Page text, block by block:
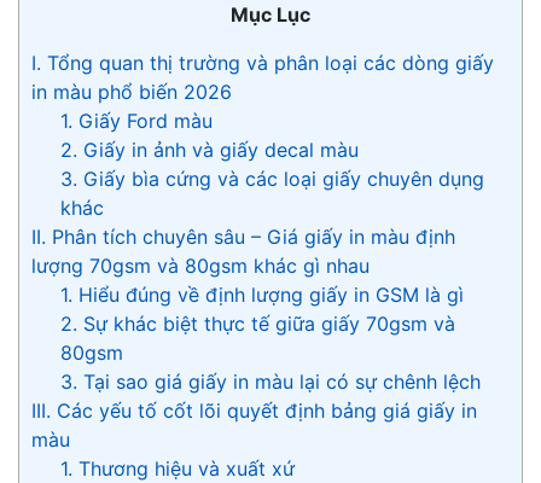
Mục Lục
I. Tổng quan thị trường và phân loại các dòng giấy
in màu phổ biến 2026
1. Giấy Ford màu
2. Giấy in ảnh và giấy decal màu
3. Giấy bìa cứng và các loại giấy chuyên dụng
khác
II. Phân tích chuyên sâu – Giá giấy in màu định
lượng 70gsm và 80gsm khác gì nhau
1. Hiểu đúng về định lượng giấy in GSM là gì
2. Sự khác biệt thực tế giữa giấy 70gsm và
80gsm
3. Tại sao giá giấy in màu lại có sự chênh lệch
III. Các yếu tố cốt lõi quyết định bảng giá giấy in
màu
1. Thương hiệu và xuất xứ